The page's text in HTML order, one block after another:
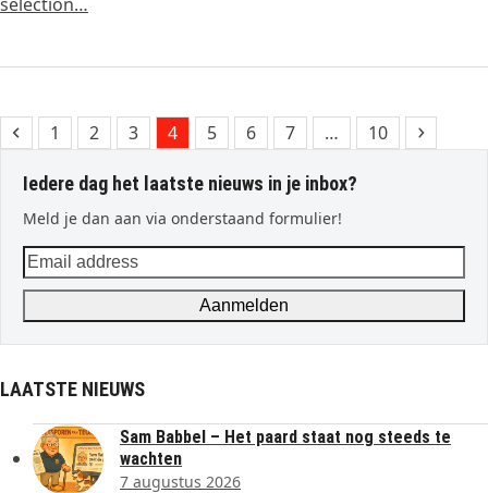
Previous
Page
1 Page
2 Page
3 Page
4 Page
5 Page
6 Page
7 … Page
10 Next
Iedere dag het laatste nieuws in je inbox?
Meld je dan aan via onderstaand formulier!
Email
address
Aanmelden
LAATSTE NIEUWS
Sam Babbel – Het paard staat nog steeds te
wachten
7 augustus 2026